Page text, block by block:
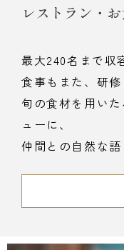
レストラン・
最大240名まで収
食事もまた、研修
旬の食材を用い
ューに、
仲間との自然な語